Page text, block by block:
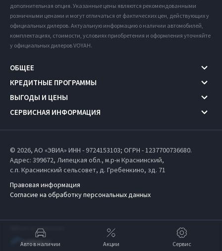
дополнительная опция. Указанные цены являются рекомендованными
розничными ценами и могут отличаться от фактических цен, действующих у
официальных дилеров. Актуальную информацию о наличии автомобилей,
комплектациях, стоимости, условиях приобретения и оформления уточняйте
у официальных дилеров VOYAH.
ОБЩЕЕ
КРЕДИТНЫЕ ПРОГРАММЫ
ВЫГОДЫ И ЦЕНЫ
СЕРВИСНАЯ ИНФОРМАЦИЯ
© 2026, АО «ЭВИА» ИНН - 9724153103; ОГРН - 1237700736680.
Адрес: 399672, Липецкая обл., м.р-н Краснинский,
с.п. Краснинский сельсовет, д. Гребенкино, зд. 71
Правовая информация
Согласие на обработку персональных данных
Работает на технологиях
Авто в наличии Акции Сервис